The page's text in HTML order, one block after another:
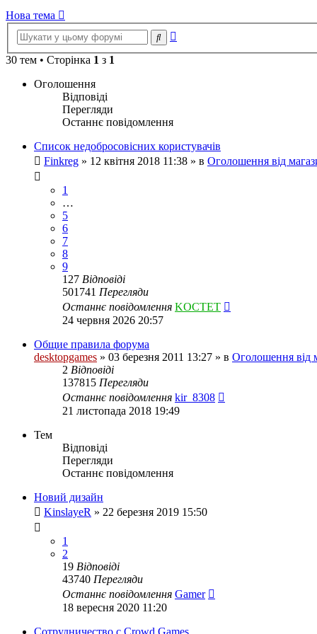
Нова тема
Пошук
30 тем • Сторінка 1 з 1
Оголошення
Відповіді
Перегляди
Останнє повідомлення
Список недобросовісних користувачів
Finkreg » 12 квітня 2018 11:38 » в Оголошення від
1
…
5
6
7
8
9
127 Відповіді
501741 Перегляди
Останнє повідомлення KOCTET
24 червня 2026 20:57
Общие правила форума
desktopgames » 03 березня 2011 13:27 » в Оголошення від
2 Відповіді
137815 Перегляди
Останнє повідомлення kir_8308
21 листопада 2018 19:49
Тем
Відповіді
Перегляди
Останнє повідомлення
Новий дизайн
KinslayeR » 22 березня 2019 15:50
1
2
19 Відповіді
43740 Перегляди
Останнє повідомлення Gamer
18 вересня 2020 11:20
Сотрудничество с Crowd Games